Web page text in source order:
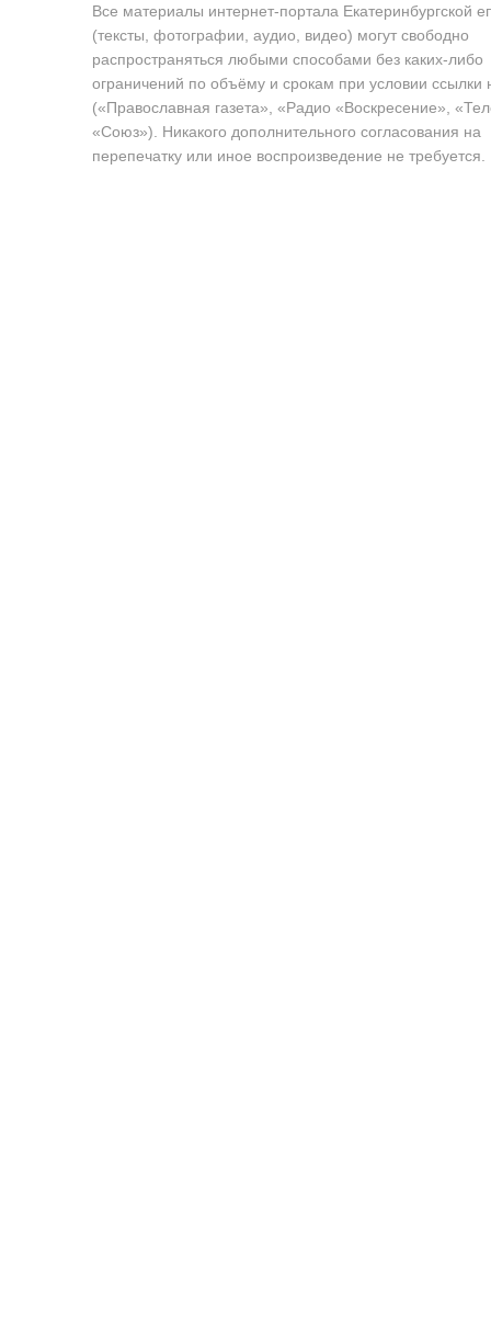
Все материалы интернет-портала Екатеринбургской
(тексты, фотографии, аудио, видео) могут свободно
распространяться любыми способами без каких-либо
ограничений по объёму и срокам при условии ссылки
(«Православная газета», «Радио «Воскресение»,
«Союз»). Никакого дополнительного согласования на
перепечатку или иное воспроизведение не требуется.